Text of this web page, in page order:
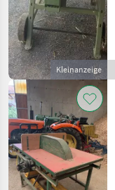
Kleinanzeige